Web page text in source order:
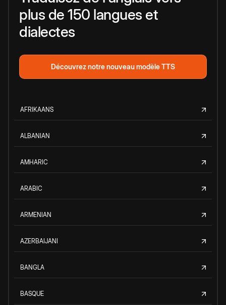
plus de 150 langues et
dialectes
Découvrez notre nouveau modèle TTS
AFRIKAANS
ALBANIAN
AMHARIC
ARABIC
ARMENIAN
AZERBAIJANI
BANGLA
BASQUE